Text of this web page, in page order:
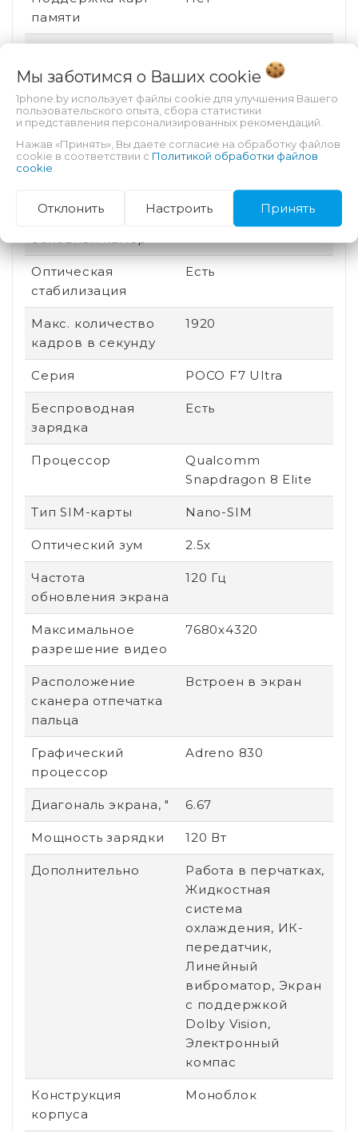
памяти
сторон
Дата выхода 2025
Количество ядер
Оптическая
стабилизация
Есть
Макс. количество
кадров в секунду
1920
Серия POCO F7 Ultra
Беспроводная
зарядка
Есть
Процессор
Qualcomm
Snapdragon 8 Elite
Тип SIM-карты Nano-SIM
Оптический зум 2.5x
Частота
обновления экрана
120 Гц
Максимальное
разрешение видео
7680x4320
Расположение
сканера отпечатка
пальца
Встроен в экран
Графический
процессор
Adreno 830
Диагональ экрана, " 6.67
Мощность зарядки 120 Вт
Дополнительно
Работа в перчатках,
Жидкостная
система
охлаждения, ИК-
передатчик,
Линейный
виброматор, Экран
с поддержкой
Dolby Vision,
Электронный
компас
Конструкция
корпуса
Моноблок
Мы заботимся о Ваших cookie
1phone.by использует файлы cookie для улучшения Вашего
пользовательского опыта, сбора статистики
и представления персонализированных рекомендаций.
Нажав «Принять», Вы даете согласие на обработку файлов
cookie в соответствии с Политикой обработки файлов
cookie
Отклонить Настроить Принять